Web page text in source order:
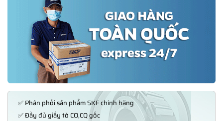
✅ Phân phối sản phẩm SKF chính hãng
✅ Đầy đủ giấy tờ CO,CQ gốc